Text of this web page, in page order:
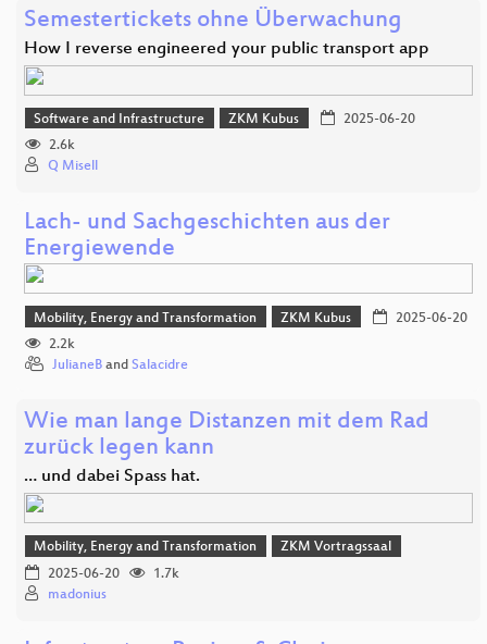
Semestertickets ohne Überwachung
How I reverse engineered your public transport app
Software and Infrastructure ZKM Kubus
2025-06-20
2.6k
Q Misell
Lach- und Sachgeschichten aus der
Energiewende
Mobility, Energy and Transformation ZKM Kubus
2025-06-20
2.2k
JulianeB and Salacidre
Wie man lange Distanzen mit dem Rad
zurück legen kann
… und dabei Spass hat.
Mobility, Energy and Transformation
ZKM Vortragssaal
2025-06-20
1.7k
madonius